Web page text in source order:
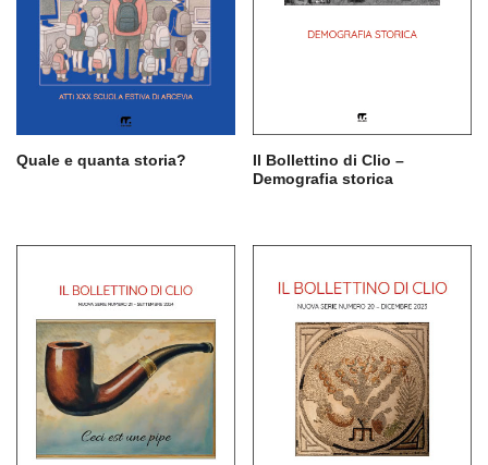
Quale e quanta storia?
Il Bollettino di Clio –
Demografia storica